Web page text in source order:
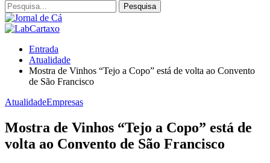
Entrada
Atualidade
Mostra de Vinhos “Tejo a Copo” está de volta ao Convento
de São Francisco
AtualidadeEmpresas
Mostra de Vinhos “Tejo a Copo” está de
volta ao Convento de São Francisco